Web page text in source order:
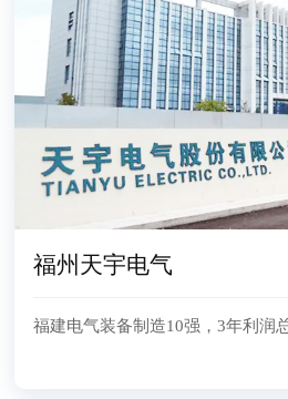
福州天宇电气
福建电气装备制造10强，3年利润